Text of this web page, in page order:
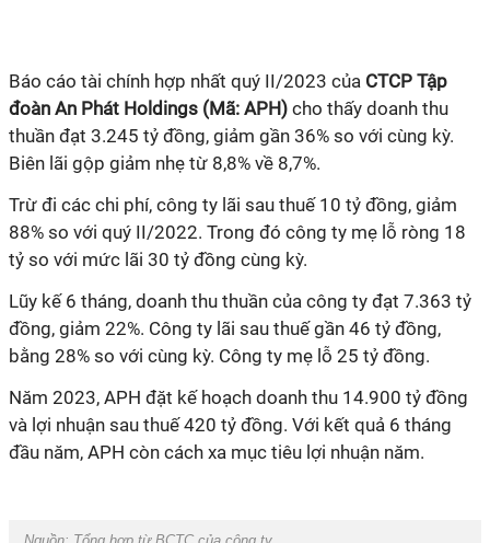
Báo cáo tài chính hợp nhất quý II/2023 của CTCP Tập
đoàn An Phát Holdings (Mã: APH) cho thấy doanh thu
thuần đạt 3.245 tỷ đồng, giảm gần 36% so với cùng kỳ.
Biên lãi gộp giảm nhẹ từ 8,8% về 8,7%.
Trừ đi các chi phí, công ty lãi sau thuế 10 tỷ đồng, giảm
88% so với quý II/2022. Trong đó công ty mẹ lỗ ròng 18
tỷ so với mức lãi 30 tỷ đồng cùng kỳ.
Lũy kế 6 tháng, doanh thu thuần của công ty đạt 7.363 tỷ
đồng, giảm 22%. Công ty lãi sau thuế gần 46 tỷ đồng,
bằng 28% so với cùng kỳ. Công ty mẹ lỗ 25 tỷ đồng.
Năm 2023, APH đặt kế hoạch doanh thu 14.900 tỷ đồng
và lợi nhuận sau thuế 420 tỷ đồng. Với kết quả 6 tháng
đầu năm, APH còn cách xa mục tiêu lợi nhuận năm.